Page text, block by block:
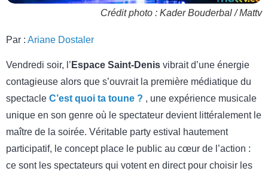
Crédit photo : Kader Bouderbal / Mattv
Par : Ariane Dostaler
Vendredi soir, l’ Espace Saint-Denis vibrait d’une énergie
contagieuse alors que s’ouvrait la première médiatique du
spectacle C’est quoi ta toune ? , une expérience musicale
unique en son genre où le spectateur devient littéralement le
maître de la soirée. Véritable party estival hautement
participatif, le concept place le public au cœur de l’action :
ce sont les spectateurs qui votent en direct pour choisir les